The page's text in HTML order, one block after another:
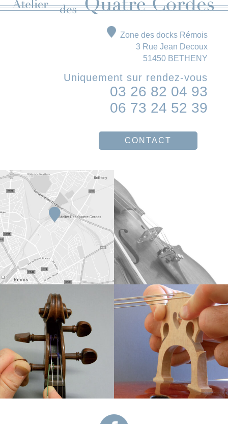
Zone des docks Rémois
3 Rue Jean Decoux
51450 BETHENY
Uniquement sur rendez-vous
03 26 82 04 93
06 73 24 52 39
CONTACT